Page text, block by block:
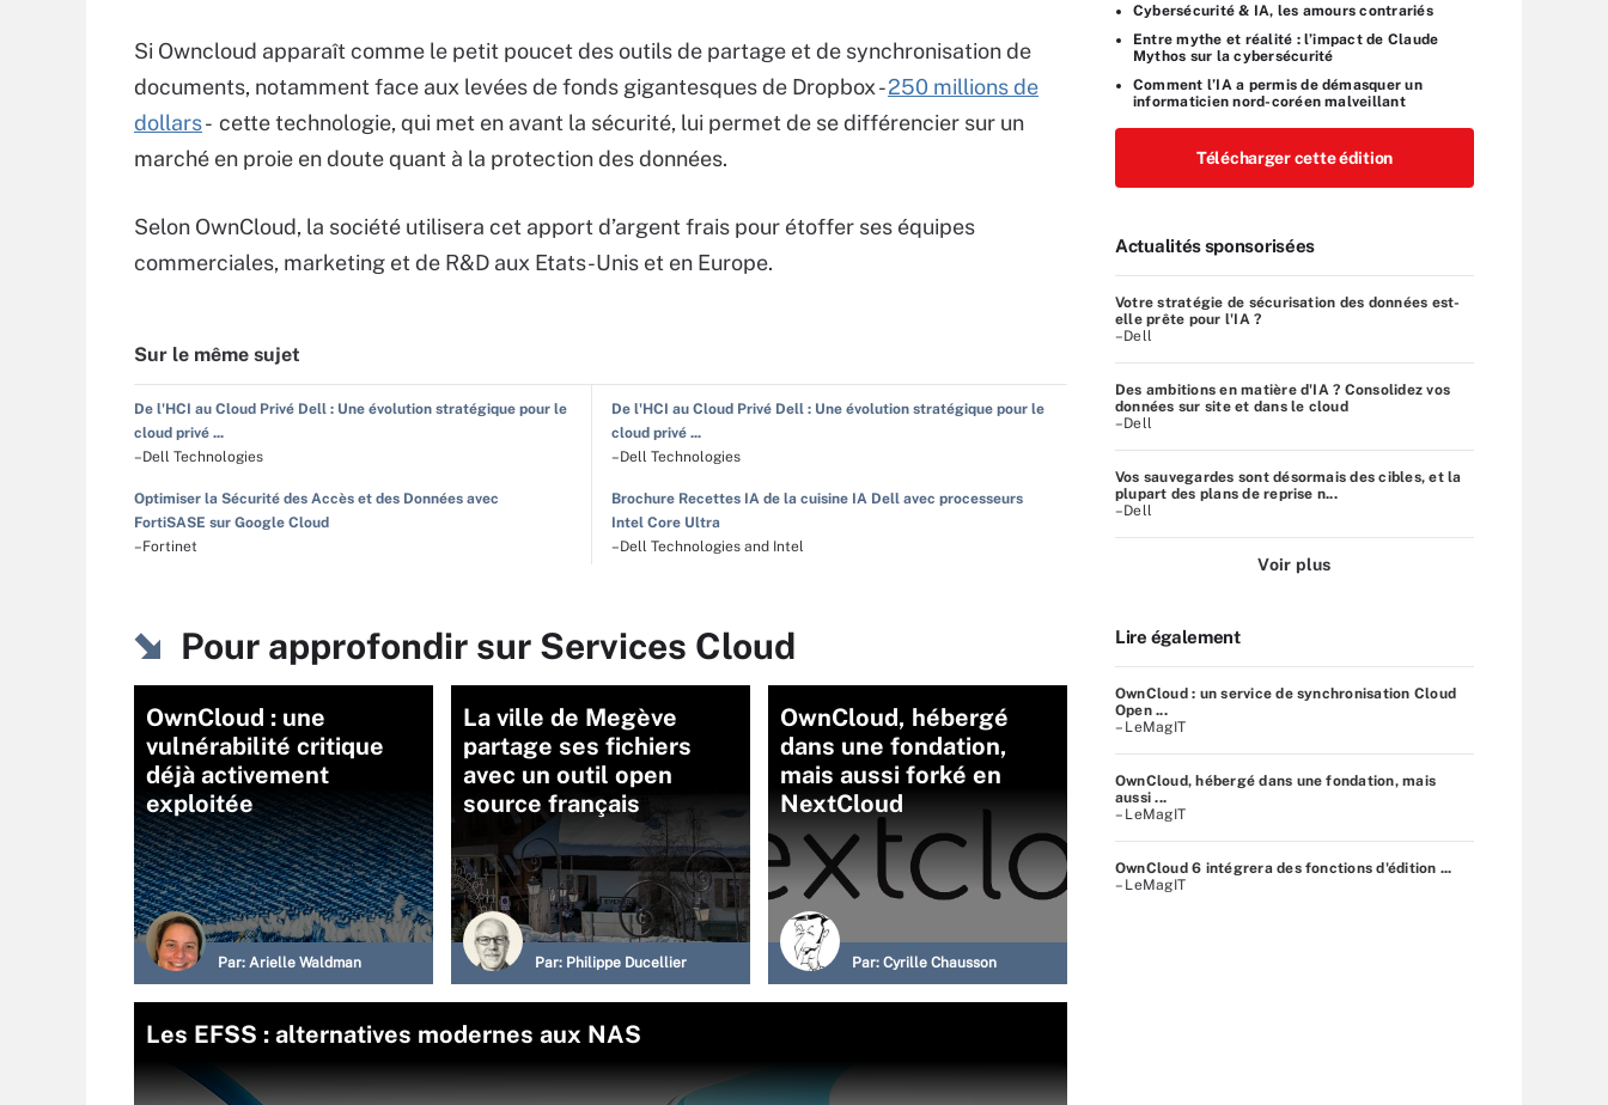
Si Owncloud apparaît comme le petit poucet des outils de partage et de synchronisation de
documents, notamment face aux levées de fonds gigantesques de Dropbox -250 millions de
dollars- cette technologie, qui met en avant la sécurité, lui permet de se différencier sur un
marché en proie en doute quant à la protection des données.
Selon OwnCloud, la société utilisera cet apport d’argent frais pour étoffer ses équipes
commerciales, marketing et de R&D aux Etats-Unis et en Europe.
Sur le même sujet
De l'HCI au Cloud Privé Dell : Une évolution stratégique pour le
cloud privé ...
–Dell Technologies
De l'HCI au Cloud Privé Dell : Une évolution stratégique pour le
cloud privé ...
–Dell Technologies
Optimiser la Sécurité des Accès et des Données avec
FortiSASE sur Google Cloud
–Fortinet
Brochure Recettes IA de la cuisine IA Dell avec processeurs
Intel Core Ultra
–Dell Technologies and Intel
Pour approfondir sur Services Cloud
OwnCloud : une
vulnérabilité critique
déjà activement
exploitée
Par: Arielle Waldman
La ville de Megève
partage ses fichiers
avec un outil open
source français
Par: Philippe Ducellier
OwnCloud, hébergé
dans une fondation,
mais aussi forké en
NextCloud
Par: Cyrille Chausson
Les EFSS : alternatives modernes aux NAS
Cybersécurité & IA, les amours contrariés
Entre mythe et réalité : l’impact de Claude
Mythos sur la cybersécurité
Comment l’IA a permis de démasquer un
informaticien nord-coréen malveillant
Télécharger cette édition
Actualités sponsorisées
Votre stratégie de sécurisation des données est-
elle prête pour l'IA ?
–Dell
Des ambitions en matière d'IA ? Consolidez vos
données sur site et dans le cloud
–Dell
Vos sauvegardes sont désormais des cibles, et la
plupart des plans de reprise n...
–Dell
Voir plus
Lire également
OwnCloud : un service de synchronisation Cloud
Open ...
– LeMagIT
OwnCloud, hébergé dans une fondation, mais
aussi ...
– LeMagIT
OwnCloud 6 intégrera des fonctions d'édition ...
– LeMagIT